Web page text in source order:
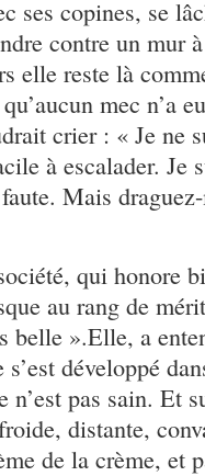
ses copines, se
contre un mur
elle reste là
mec n’a
crier : « Je ne
à escalader. Je
Mais
qui honore
au rang de
belle ».Elle, a
développé
pas sain. Et
distante,
de la crème, et